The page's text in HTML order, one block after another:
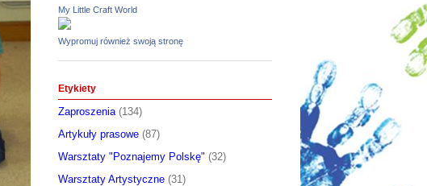
My Little Craft World
Wypromuj również swoją stronę
Etykiety
Zaproszenia (134)
Artykuły prasowe (87)
Warsztaty "Poznajemy Polskę" (32)
Warsztaty Artystyczne (31)